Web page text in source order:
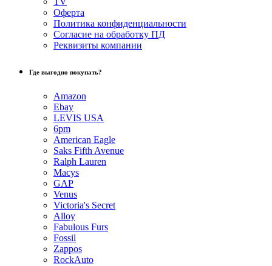
Оферта
Политика конфиденциальности
Согласие на обработку ПД
Реквизиты компании
Где выгодно покупать?
Amazon
Ebay
LEVIS USA
6pm
American Eagle
Saks Fifth Avenue
Ralph Lauren
Macys
GAP
Venus
Victoria's Secret
Alloy
Fabulous Furs
Fossil
Zappos
RockAuto